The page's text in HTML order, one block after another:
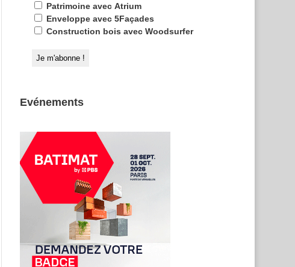
Patrimoine avec Atrium
Enveloppe avec 5Façades
Construction bois avec Woodsurfer
Evénements